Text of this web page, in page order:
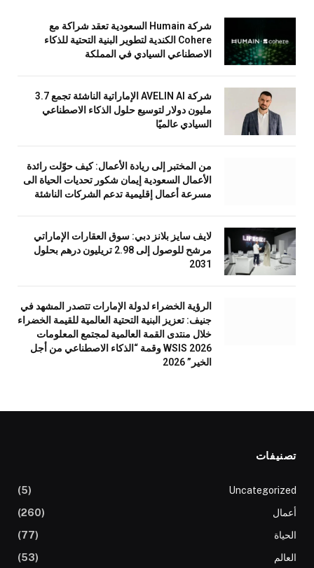
شركة Humain السعودية تعقد شراكة مع
Cohere الكندية لتطوير البنية التحتية للذكاء
الاصطناعي السيادي في المملكة
شركة AVELIN AI الإماراتية الناشئة تجمع 3.7
مليون دولار لتوسيع حلول الذكاء الاصطناعي
السيادي عالميًا
من المختبر إلى ريادة الأعمال: كيف حوّلت رائدة
الأعمال السعودية إيمان شكور تحديات الحياة الى
مسرعة أعمال إقليمية تدعم الشركات الناشئة
لايف سايز بلانز دبي: سوق العقارات الإماراتي
مرشح للوصول إلى 2.98 تريليون درهم بحلول
2031
الرؤية الخضراء لدولة الإمارات تتصدر المشهد في
جنيف: تعزيز البنية التحتية العالمية للقيمة الخضراء
خلال منتدى القمة العالمية لمجتمع المعلومات
WSIS 2026 وقمة “الذكاء الاصطناعي من أجل
الخير” 2026
تصنيفات
Uncategorized
(5)
أعمال
(260)
الحياة
(77)
العالم
(53)